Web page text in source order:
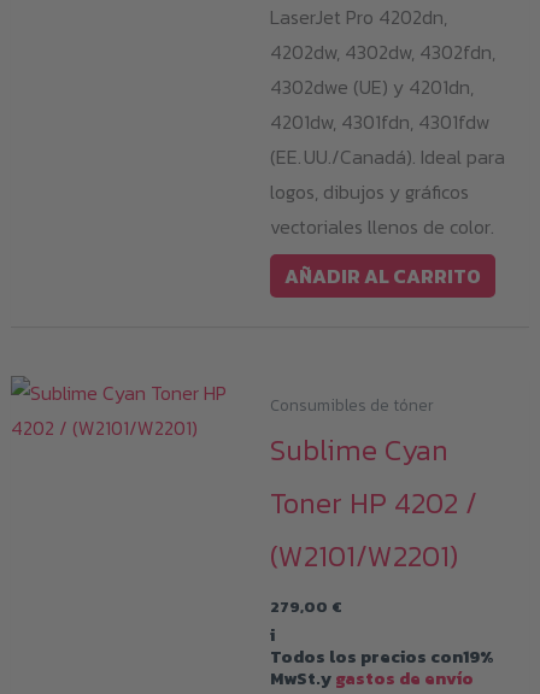
LaserJet Pro 4202dn,
4202dw, 4302dw, 4302fdn,
4302dwe (UE) y 4201dn,
4201dw, 4301fdn, 4301fdw
(EE. UU./Canadá). Ideal para
logos, dibujos y gráficos
vectoriales llenos de color.
AÑADIR AL CARRITO
Consumibles de tóner
Sublime Cyan
Toner HP 4202 /
(W2101/W2201)
279,00 €
i
Todos los precios con19%
MwSt.ygastos de envío